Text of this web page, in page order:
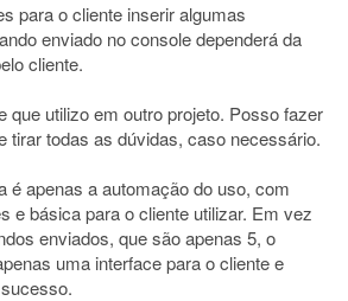
para o cliente inserir algumas
enviado no console dependerá da
cliente.
que utilizo em outro projeto. Posso fazer
tirar todas as dúvidas, caso necessário.
é apenas a automação do uso, com
e básica para o cliente utilizar. Em vez
enviados, que são apenas 5, o
uma interface para o cliente e